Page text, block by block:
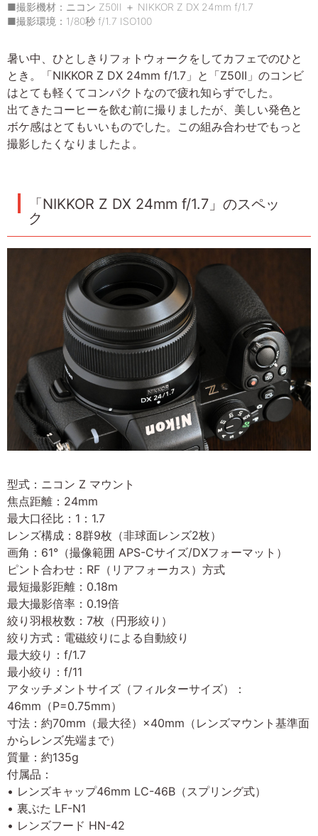
■撮影機材：ニコン Z50II ＋ NIKKOR Z DX 24mm f/1.7
■撮影環境：1/80秒 f/1.7 ISO100
暑い中、ひとしきりフォトウォークをしてカフェでのひと
とき。「NIKKOR Z DX 24mm f/1.7」と「Z50II」のコンビ
はとても軽くてコンパクトなので疲れ知らずでした。
出てきたコーヒーを飲む前に撮りましたが、美しい発色と
ボケ感はとてもいいものでした。この組み合わせでもっと
撮影したくなりましたよ。
「NIKKOR Z DX 24mm f/1.7」のスペッ
ク
型式：ニコン Z マウント
焦点距離：24mm
最大口径比：1：1.7
レンズ構成：8群9枚（非球面レンズ2枚）
画角：61°（撮像範囲 APS-Cサイズ/DXフォーマット）
ピント合わせ：RF（リアフォーカス）方式
最短撮影距離：0.18m
最大撮影倍率：0.19倍
絞り羽根枚数：7枚（円形絞り）
絞り方式：電磁絞りによる自動絞り
最大絞り：f/1.7
最小絞り：f/11
アタッチメントサイズ（フィルターサイズ）：
46mm（P=0.75mm）
寸法：約70mm（最大径）×40mm（レンズマウント基準面
からレンズ先端まで）
質量：約135g
付属品：
• レンズキャップ46mm LC-46B（スプリング式）
• 裏ぶた LF-N1
• レンズフード HN-42